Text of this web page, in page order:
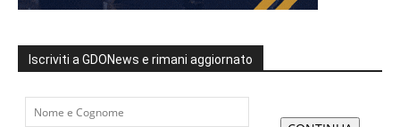
Iscriviti a GDONews e rimani aggiornato